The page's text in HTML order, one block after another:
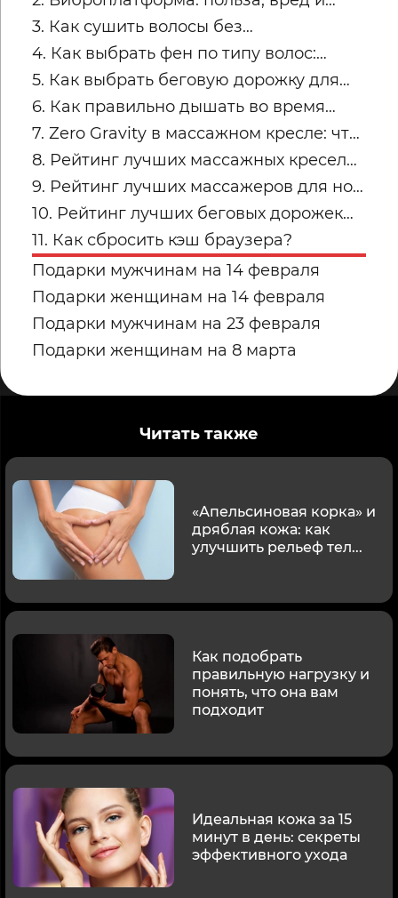
советы по безопасным занятиям
3. Как сушить волосы без
пересушивания
4. Как выбрать фен по типу волос:
тонкие, кудрявые, пористые и
окрашенные
5. Как выбрать беговую дорожку для
квартиры
6. Как правильно дышать во время
силовых упражнений и кардио
7. Zero Gravity в массажном кресле: что
это и кому подходит
8. Рейтинг лучших массажных кресел
для дома: топ-модели Yamaguchi
9. Рейтинг лучших массажеров для ног
Yamaguchi: какую модель купить для
дома в 2026 году?
10. Рейтинг лучших беговых дорожек
для дома от Yamaguchi: какую модель
выбрать?
11. Как сбросить кэш браузера?
Подарки мужчинам на 14 февраля
Подарки женщинам на 14 февраля
Подарки мужчинам на 23 февраля
Подарки женщинам на 8 марта
Читать также
«Апельсиновая корка» и
дряблая кожа: как
улучшить рельеф тел...
Как подобрать
правильную нагрузку и
понять, что она вам
подходит
Идеальная кожа за 15
минут в день: секреты
эффективного ухода